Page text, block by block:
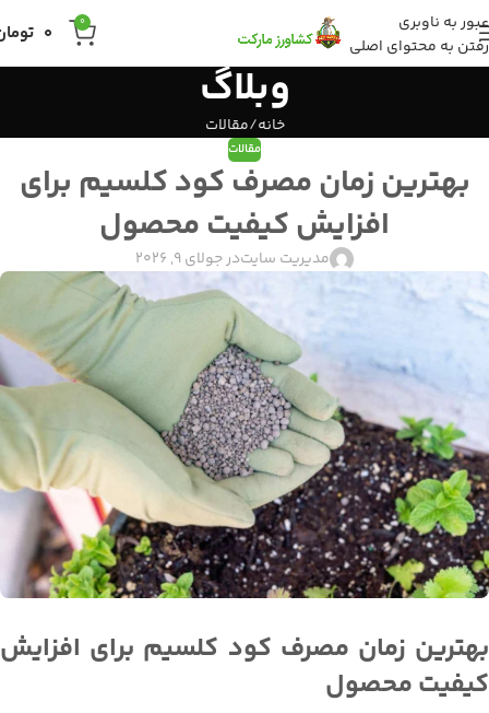
عبور به ناوبری
رفتن به محتوای اصلی
0
0
وبلاگ
خانه مقالات
مقالات
بهترین زمان مصرف کود کلسیم برای
افزایش کیفیت محصول
مدیریت سایتدر جولای 9, 2026
بهترین زمان مصرف کود کلسیم برای افزایش
کیفیت محصول